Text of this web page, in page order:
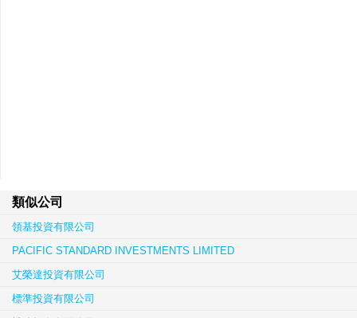
類似公司
領基投資有限公司
PACIFIC STANDARD INVESTMENTS LIMITED
艾榮達投資有限公司
標準投資有限公司